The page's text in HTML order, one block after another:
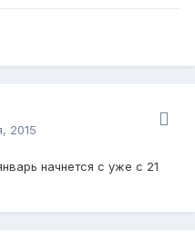
2015
начнется с уже с 21